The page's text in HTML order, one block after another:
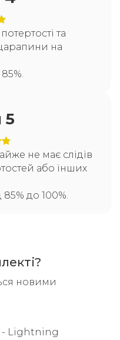
та
на
5
не має слідів
або інших
до 100%.
новими
- Lightning